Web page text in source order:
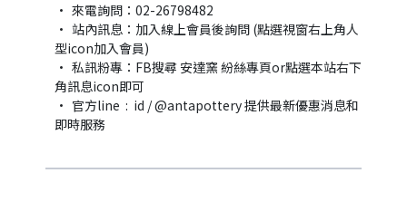
來電詢問：02-26798482
站內訊息：加入線上會員後詢問 (點選視窗右上角人
型icon加入會員)
私訊粉專：FB搜尋 安達窯 紛絲專頁or點選本站右下
角訊息icon即可
官方line  :  id / @antapottery 提供最新優惠消息和
即時服務